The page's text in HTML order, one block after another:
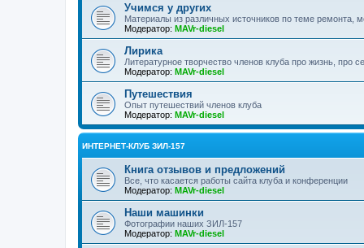
Учимся у других
Материалы из различных источников по теме ремонта,
Модератор: MAVr-diesel
Лирика
Литературное творчество членов клуба про жизнь, про
Модератор: MAVr-diesel
Путешествия
Опыт путешествий членов клуба
Модератор: MAVr-diesel
ИНТЕРНЕТ-КЛУБ ЗИЛ-157
Книга отзывов и предложений
Все, что касается работы сайта клуба и конференции
Модератор: MAVr-diesel
Наши машинки
Фотографии наших ЗИЛ-157
Модератор: MAVr-diesel